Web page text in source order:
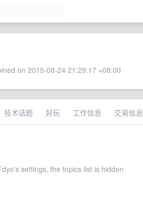
on 2015-08-24 21:29:17 +08:00
技术话题 好玩 工作信息 交易信息
settings, the topics list is hidden